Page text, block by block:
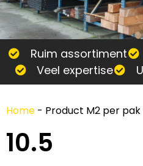
Ruim assortiment
Veel expertise
Home - Product M2 per pak
10.5